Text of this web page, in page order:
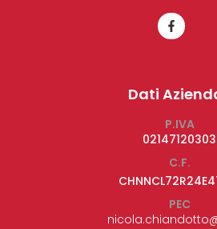
Dati
P.IVA
02147120303
C.F.
PEC